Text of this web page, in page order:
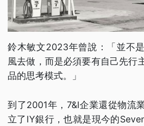
鈴木敏文2023年曾說：「並不
風去做，而是必須要有自己先行
品的思考模式。」
到了2001年，7&I企業還從物流
立了IY銀行，也就是現今的